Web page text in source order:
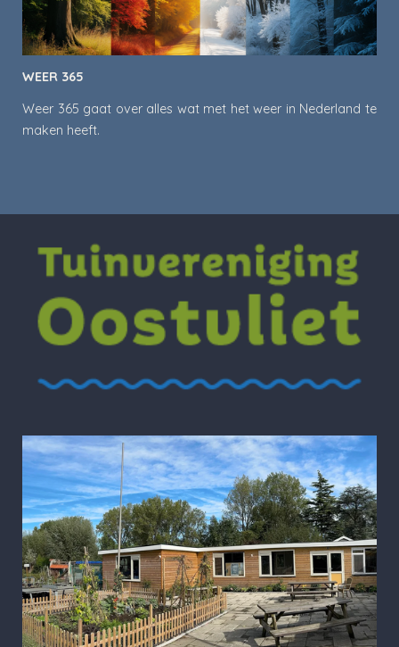
WEER 365
Weer 365 gaat over alles wat met het weer in Nederland te
maken heeft.